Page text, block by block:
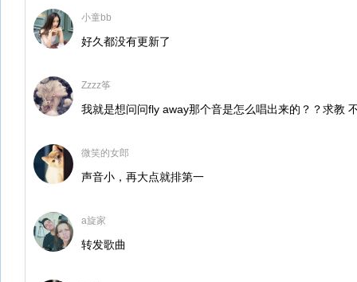
小童bb
好久都没有更新了
Zzzz筝
我就是想问问fly away那个音是怎么唱出来的？？求教
微笑的女郎
声音小，再大点就排第一
a旋家
转发歌曲